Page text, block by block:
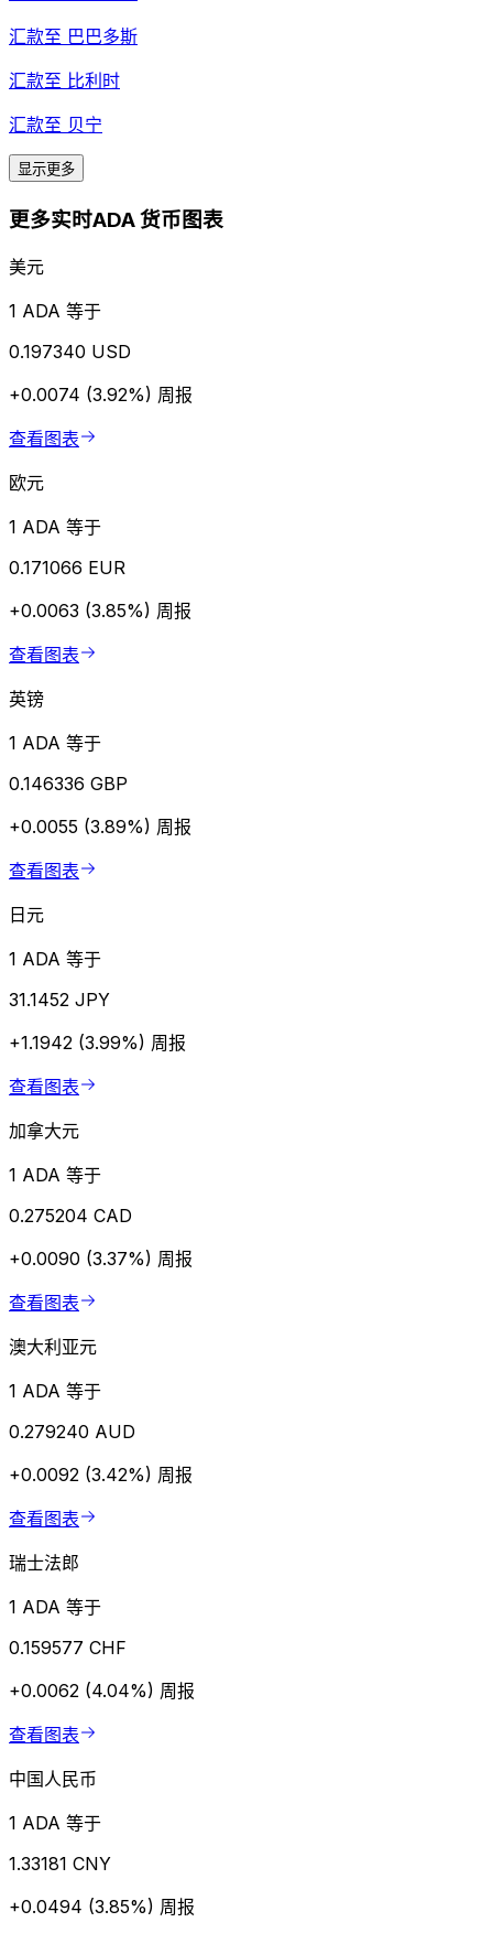
汇款至 巴巴多斯
汇款至 比利时
汇款至 贝宁
显示更多
更多实时ADA 货币图表
美元
1 ADA 等于
0.197340 USD
+0.0074 (3.92%) 周报
查看图表
欧元
1 ADA 等于
0.171066 EUR
+0.0063 (3.85%) 周报
查看图表
英镑
1 ADA 等于
0.146336 GBP
+0.0055 (3.89%) 周报
查看图表
日元
1 ADA 等于
31.1452 JPY
+1.1942 (3.99%) 周报
查看图表
加拿大元
1 ADA 等于
0.275204 CAD
+0.0090 (3.37%) 周报
查看图表
澳大利亚元
1 ADA 等于
0.279240 AUD
+0.0092 (3.42%) 周报
查看图表
瑞士法郎
1 ADA 等于
0.159577 CHF
+0.0062 (4.04%) 周报
查看图表
中国人民币
1 ADA 等于
1.33181 CNY
+0.0494 (3.85%) 周报